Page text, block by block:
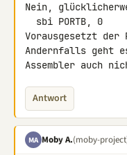
Nein,
Vorausgesetzt
Andernfalls geht
Assembler auch
Antwort
MA Moby A.(moby-